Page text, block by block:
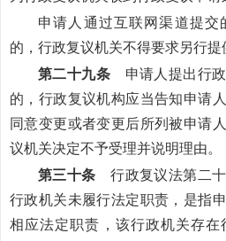
申请人通过互联网渠道提
的，行政复议机关不得要求另行提
第二十九条 申请人提出行政
的，行政复议机构应当告知申请
同意变更或者变更后所列被申请
议机关决定不予受理并说明理由。
第三十条 行政复议法第二
行政机关未履行法定职责，是指
相应法定职责，该行政机关存